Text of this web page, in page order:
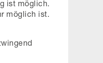
ist möglich.
möglich ist.